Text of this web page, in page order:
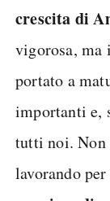
crescita di
vigorosa, ma
portato a
importanti e,
tutti noi. Non
lavorando